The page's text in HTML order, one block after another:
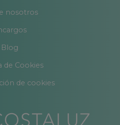
nosotros
Blog
de Cookies
de cookies